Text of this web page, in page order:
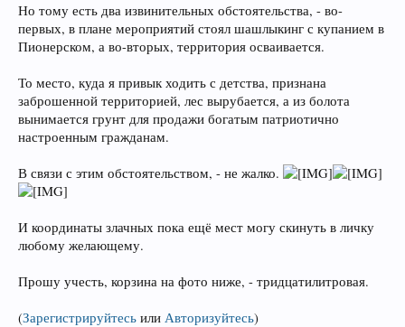
Но тому есть два извинительных обстоятельства, - во-
первых, в плане мероприятий стоял шашлыкинг с купанием в
Пионерском, а во-вторых, территория осваивается.
То место, куда я привык ходить с детства, признана
заброшенной территорией, лес вырубается, а из болота
вынимается грунт для продажи богатым патриотично
настроенным гражданам.
В связи с этим обстоятельством, - не жалко.
И координаты злачных пока ещё мест могу скинуть в личку
любому желающему.
Прошу учесть, корзина на фото ниже, - тридцатилитровая.
(Зарегистрируйтесь или Авторизуйтесь)